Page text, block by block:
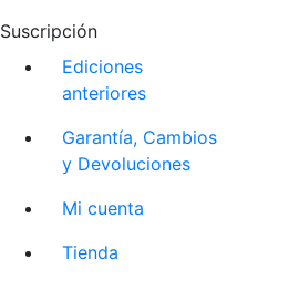
Suscripción
Ediciones
anteriores
Garantía, Cambios
y Devoluciones
Mi cuenta
Tienda